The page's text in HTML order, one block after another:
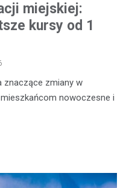
miejskiej:
kursy od 1
znaczące zmiany w
nowoczesne i